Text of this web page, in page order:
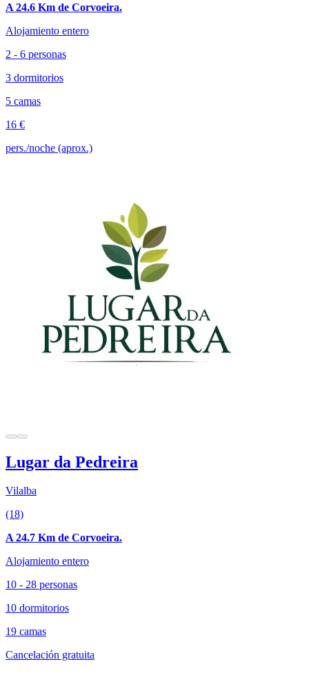
A 24.6 Km de Corvoeira.
Alojamiento entero
2 - 6 personas
3 dormitorios
5 camas
16 €
pers./noche (aprox.)
Lugar da Pedreira
Vilalba
(18)
A 24.7 Km de Corvoeira.
Alojamiento entero
10 - 28 personas
10 dormitorios
19 camas
Cancelación gratuita